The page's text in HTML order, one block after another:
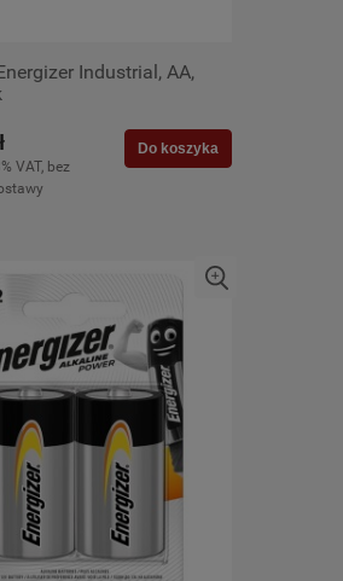
Industrial, AA,
VAT, bez
Do koszyka